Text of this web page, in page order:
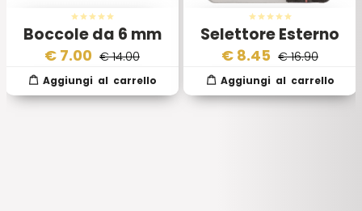
Boccole da 6 mm
Cuscinettate
€ 7.00 € 14.00
Selettore Esterno
Ambidestro
€ 8.45 € 16.90